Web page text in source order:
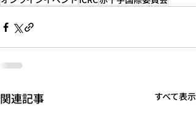
関連記事 すべて表示